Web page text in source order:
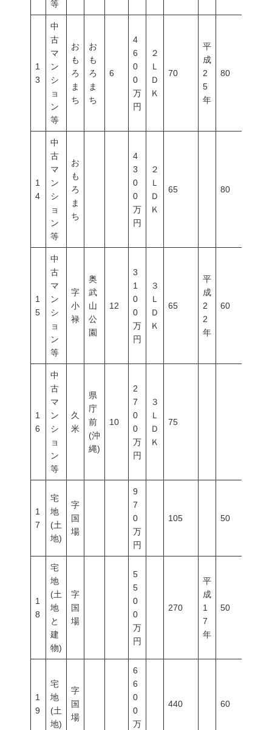
等
1
3
中
古
マ
ン
シ
ョ
ン
等
お
も
ろ
ま
ち
お
も
ろ
ま
ち
6
4
6
0
0
万
円
２
Ｌ
Ｄ
Ｋ
70
平
成
2
5
年
80
1
4
中
古
マ
ン
シ
ョ
ン
等
お
も
ろ
ま
ち
4
3
0
0
万
円
２
Ｌ
Ｄ
Ｋ
65 80
1
5
中
古
マ
ン
シ
ョ
ン
等
字
小
禄
奥
武
山
公
園
12
3
1
0
0
万
円
３
Ｌ
Ｄ
Ｋ
65
平
成
2
2
年
60
1
6
中
古
マ
ン
シ
ョ
ン
等
久
米
県
庁
前
(沖
縄)
10
2
7
0
0
万
円
３
Ｌ
Ｄ
Ｋ
75
1
7
宅
地
(土
地)
字
国
場
9
7
0
万
円
105 50
1
8
宅
地
(土
地
と
建
物)
字
国
場
5
5
0
0
万
円
270
平
成
1
7
年
50
1
9
宅
地
(土
地)
字
国
場
6
6
0
0
万
440 60